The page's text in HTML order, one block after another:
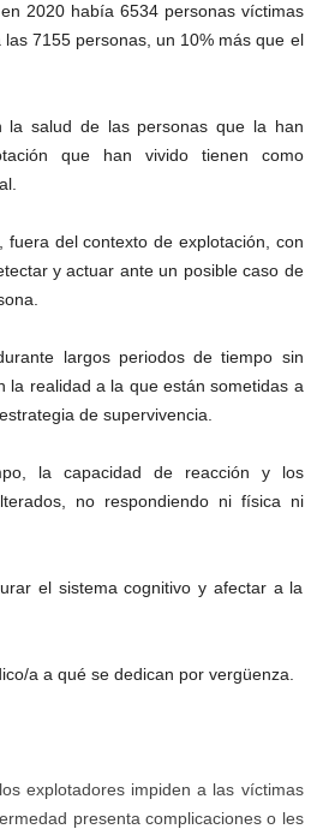
2020 había 6534 personas víctimas
7155 personas, un 10% más que el
la salud de las personas que la han
que han vivido tienen como
del contexto de explotación, con
y actuar ante un posible caso de
largos periodos de tiempo sin
la realidad a la que están sometidas a
de supervivencia.
la capacidad de reacción y los
no respondiendo ni física ni
el sistema cognitivo y afectar a la
a a qué se dedican por vergüenza.
explotadores impiden a las víctimas
presenta complicaciones o les